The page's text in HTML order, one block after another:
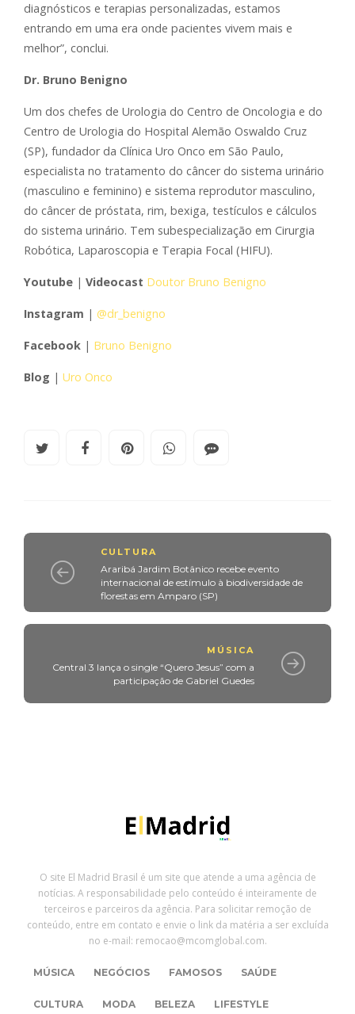
diagnósticos e terapias personalizadas, estamos
entrando em uma era onde pacientes vivem mais e
melhor”, conclui.
Dr. Bruno Benigno
Um dos chefes de Urologia do Centro de Oncologia e do
Centro de Urologia do Hospital Alemão Oswaldo Cruz
(SP), fundador da Clínica Uro Onco em São Paulo,
especialista no tratamento do câncer do sistema urinário
(masculino e feminino) e sistema reprodutor masculino,
do câncer de próstata, rim, bexiga, testículos e cálculos
do sistema urinário. Tem subespecialização em Cirurgia
Robótica, Laparoscopia e Terapia Focal (HIFU).
Youtube | Videocast Doutor Bruno Benigno
Instagram | @dr_benigno
Facebook | Bruno Benigno
Blog | Uro Onco
CULTURA
Araribá Jardim Botânico recebe evento
internacional de estímulo à biodiversidade de
florestas em Amparo (SP)
MÚSICA
Central 3 lança o single “Quero Jesus” com a
participação de Gabriel Guedes
O site El Madrid Brasil é um site que atende a uma agência de
notícias. A responsabilidade pelo conteúdo é inteiramente de
terceiros e parceiros da agência. Para solicitar remoção de
conteúdo, entre em contato e envie o link da matéria a ser excluída
no e-mail: remocao@mcomglobal.com.
MÚSICA NEGÓCIOS FAMOSOS SAÚDE
CULTURA MODA BELEZA LIFESTYLE